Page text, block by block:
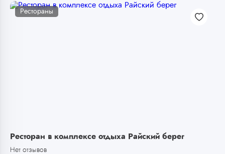
Рестораны
Ресторан в комплексе отдыха Райский берег
Нет отзывов